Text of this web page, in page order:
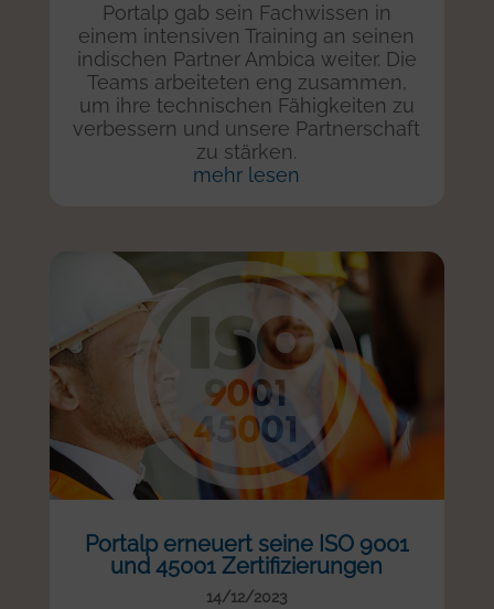
Portalp gab sein Fachwissen in
einem intensiven Training an seinen
indischen Partner Ambica weiter. Die
Teams arbeiteten eng zusammen,
um ihre technischen Fähigkeiten zu
verbessern und unsere Partnerschaft
zu stärken.
mehr lesen
Portalp erneuert seine ISO 9001
und 45001 Zertifizierungen
14/12/2023